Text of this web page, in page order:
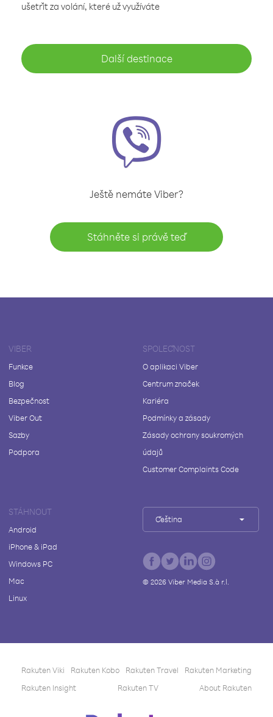
ušetřit za volání, které už využíváte
Další destinace
Ještě nemáte Viber?
Stáhněte si právě teď
VIBER
Funkce
Blog
Bezpečnost
Viber Out
Sazby
Podpora
SPOLEČNOST
O aplikaci Viber
Centrum značek
Kariéra
Podmínky a zásady
Zásady ochrany soukromých
údajů
Customer Complaints Code
STÁHNOUT
Android
iPhone & iPad
Windows PC
Mac
Linux
Čeština
© 2026Viber Media S.à r.l.
Rakuten Viki Rakuten Kobo Rakuten Travel
Rakuten Marketing
Rakuten Insight
Rakuten TV About Rakuten